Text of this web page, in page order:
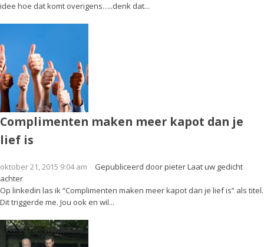
idee hoe dat komt overigens…..denk dat...
Complimenten maken meer kapot dan je
lief is
oktober 21, 2015 9:04 am Gepubliceerd doorpieterLaat uw gedicht
achter
Op linkedin las ik “Complimenten maken meer kapot dan je lief is” als titel.
Dit triggerde me. Jou ook en wil...